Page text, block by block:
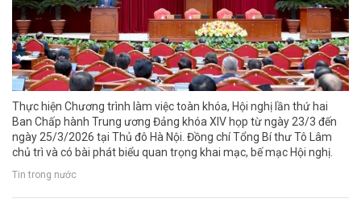
Thực hiện Chương trình làm việc toàn khóa, Hội nghị lần thứ hai
Ban Chấp hành Trung ương Đảng khóa XIV họp từ ngày 23/3 đến
ngày 25/3/2026 tại Thủ đô Hà Nội. Đồng chí Tổng Bí thư Tô Lâm
chủ trì và có bài phát biểu quan trọng khai mạc, bế mạc Hội nghị.
Tin trong nước